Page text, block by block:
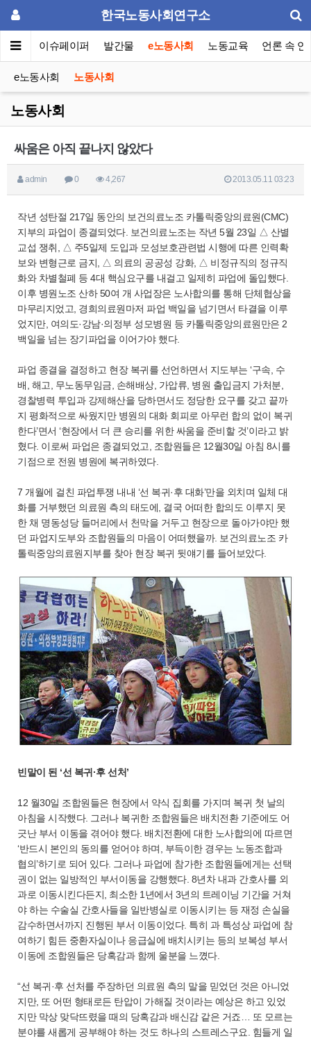
한국노동사회연구소
포럼 이슈페이퍼 발간물 e노동사회 노동교육 언론 속 연
e노동사회 노동사회
노동사회
싸움은 아직 끝나지 않았다
admin 0 4,267 2013.05.11 03:23
작년 성탄절 217일 동안의 보건의료노조 카톨릭중앙의료원(CMC)
지부의 파업이 종결되었다. 보건의료노조는 작년 5월 23일 △ 산별
교섭 쟁취, △ 주5일제 도입과 모성보호관련법 시행에 따른 인력확
보와 변형근로 금지, △ 의료의 공공성 강화, △ 비정규직의 정규직
화와 차별철폐 등 4대 핵심요구를 내걸고 일제히 파업에 돌입했다.
이후 병원노조 산하 50여 개 사업장은 노사합의를 통해 단체협상을
마무리지었고, 경희의료원마저 파업 백일을 넘기면서 타결을 이루
었지만, 여의도·강남·의정부 성모병원 등 카톨릭중앙의료원만은 2
백일을 넘는 장기파업을 이어가야 했다.
파업 종결을 결정하고 현장 복귀를 선언하면서 지도부는 ‘구속, 수
배, 해고, 무노동무임금, 손해배상, 가압류, 병원 출입금지 가처분,
경찰병력 투입과 강제해산을 당하면서도 정당한 요구를 갖고 끝까
지 평화적으로 싸웠지만 병원의 대화 회피로 아무런 합의 없이 복귀
한다’면서 ‘현장에서 더 큰 승리를 위한 싸움을 준비할 것’이라고 밝
혔다. 이로써 파업은 종결되었고, 조합원들은 12월30일 아침 8시를
기점으로 전원 병원에 복귀하였다.
7 개월에 걸친 파업투쟁 내내 ‘선 복귀·후 대화’만을 외치며 일체 대
화를 거부했던 의료원 측의 태도에, 결국 어떠한 합의도 이루지 못
한 채 명동성당 들머리에서 천막을 거두고 현장으로 돌아가야만 했
던 파업지도부와 조합원들의 마음이 어떠했을까. 보건의료노조 카
톨릭중앙의료원지부를 찾아 현장 복귀 뒷얘기를 들어보았다.
빈말이 된 ‘선 복귀·후 선처’
12 월30일 조합원들은 현장에서 약식 집회를 가지며 복귀 첫 날의
아침을 시작했다. 그러나 복귀한 조합원들은 배치전환 기준에도 어
긋난 부서 이동을 겪어야 했다. 배치전환에 대한 노사합의에 따르면
‘반드시 본인의 동의를 얻어야 하며, 부득이한 경우는 노동조합과
협의’하기로 되어 있다. 그러나 파업에 참가한 조합원들에게는 선택
권이 없는 일방적인 부서이동을 강행했다. 8년차 내과 간호사를 외
과로 이동시킨다든지, 최소한 1년에서 3년의 트레이닝 기간을 거쳐
야 하는 수술실 간호사들을 일반병실로 이동시키는 등 재정 손실을
감수하면서까지 진행된 부서 이동이었다. 특히 과 특성상 파업에 참
여하기 힘든 중환자실이나 응급실에 배치시키는 등의 보복성 부서
이동에 조합원들은 당혹감과 함께 울분을 느꼈다.
“선 복귀·후 선처를 주장하던 의료원 측의 말을 믿었던 것은 아니었
지만, 또 어떤 형태로든 탄압이 가해질 것이라는 예상은 하고 있었
지만 막상 맞닥뜨렸을 때의 당혹감과 배신감 같은 거죠… 또 모르는
분야를 새롭게 공부해야 하는 것도 하나의 스트레스구요. 힘들게 일